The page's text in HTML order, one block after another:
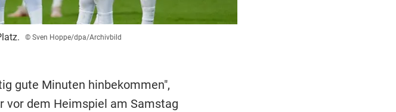
© Sven Hoppe/dpa/Archivbild
gute Minuten hinbekommen",
vor dem Heimspiel am Samstag